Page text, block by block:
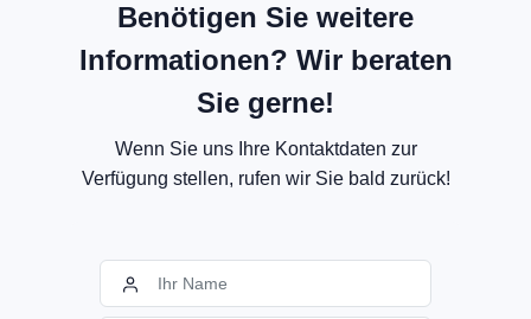
Benötigen Sie weitere
Informationen? Wir beraten
Sie gerne!
Wenn Sie uns Ihre Kontaktdaten zur
Verfügung stellen, rufen wir Sie bald zurück!